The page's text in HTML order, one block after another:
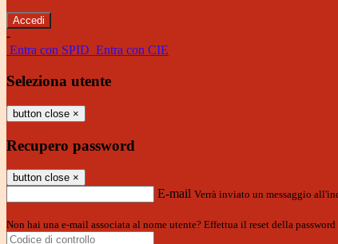
-
Entra con SPID Entra con CIE
Seleziona utente
button close ×
Recupero password
button close ×
E-mail Verrà inviato un messaggio
Non hai una e-mail associata al nome utente? Effettua il reset della